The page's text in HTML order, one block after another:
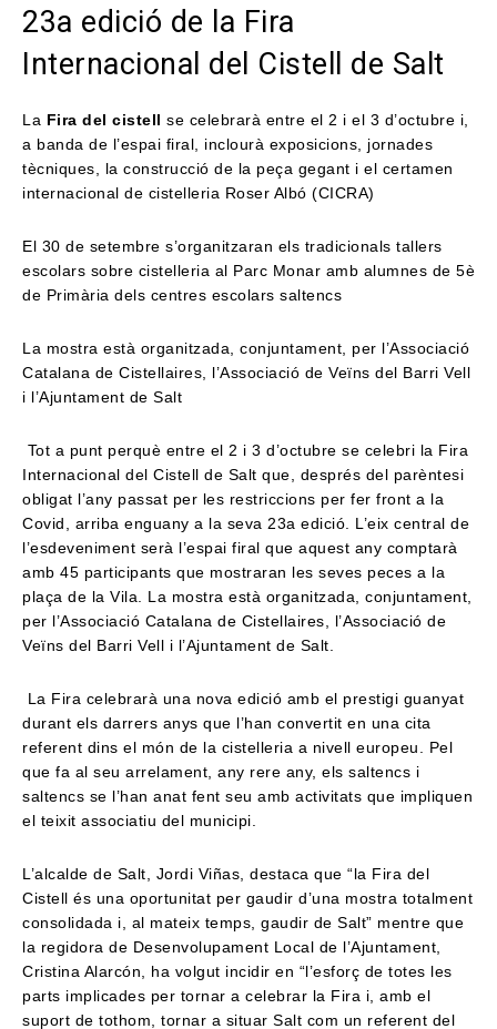
23a edició de la Fira
Internacional del Cistell de Salt
La Fira del cistell se celebrarà entre el 2 i el 3 d’octubre i,
a banda de l’espai firal, inclourà exposicions, jornades
tècniques, la construcció de la peça gegant i el certamen
internacional de cistelleria Roser Albó (CICRA)
El 30 de setembre s’organitzaran els tradicionals tallers
escolars sobre cistelleria al Parc Monar amb alumnes de 5è
de Primària dels centres escolars saltencs
La mostra està organitzada, conjuntament, per l’Associació
Catalana de Cistellaires, l’Associació de Veïns del Barri Vell
i l’Ajuntament de Salt
Tot a punt perquè entre el 2 i 3 d’octubre se celebri la Fira
Internacional del Cistell de Salt que, després del parèntesi
obligat l’any passat per les restriccions per fer front a la
Covid, arriba enguany a la seva 23a edició. L’eix central de
l’esdeveniment serà l’espai firal que aquest any comptarà
amb 45 participants que mostraran les seves peces a la
plaça de la Vila. La mostra està organitzada, conjuntament,
per l’Associació Catalana de Cistellaires, l’Associació de
Veïns del Barri Vell i l’Ajuntament de Salt.
La Fira celebrarà una nova edició amb el prestigi guanyat
durant els darrers anys que l’han convertit en una cita
referent dins el món de la cistelleria a nivell europeu. Pel
que fa al seu arrelament, any rere any, els saltencs i
saltencs se l’han anat fent seu amb activitats que impliquen
el teixit associatiu del municipi.
L’alcalde de Salt, Jordi Viñas, destaca que “la Fira del
Cistell és una oportunitat per gaudir d’una mostra totalment
consolidada i, al mateix temps, gaudir de Salt” mentre que
la regidora de Desenvolupament Local de l’Ajuntament,
Cristina Alarcón, ha volgut incidir en “l’esforç de totes les
parts implicades per tornar a celebrar la Fira i, amb el
suport de tothom, tornar a situar Salt com un referent del